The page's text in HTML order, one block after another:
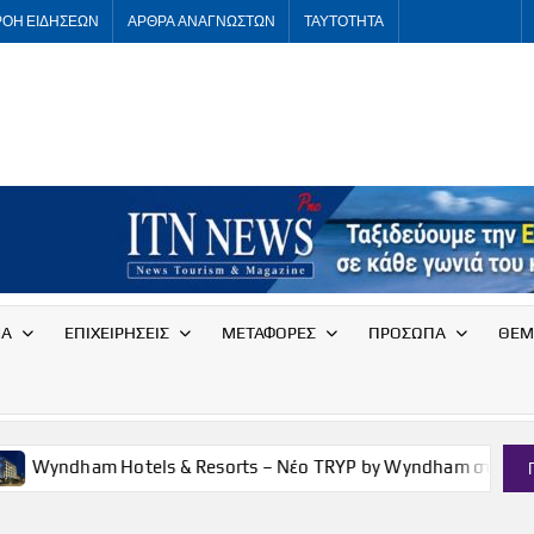
ΕΙΔΗΣΕΩΝ ΑΡΘΡΑ ΑΝΑΓΝΩΣΤΩΝ ΤΑΥΤΟΤΗΤΑ
News
ΕΠΙΧΕΙΡΗΣΕΙΣ ΜΕΤΑΦΟΡΕΣ ΠΡΟΣΩΠΑ
& Resorts – Νέο TRYP by Wyndham στη Χάγη, σε ιστορικό